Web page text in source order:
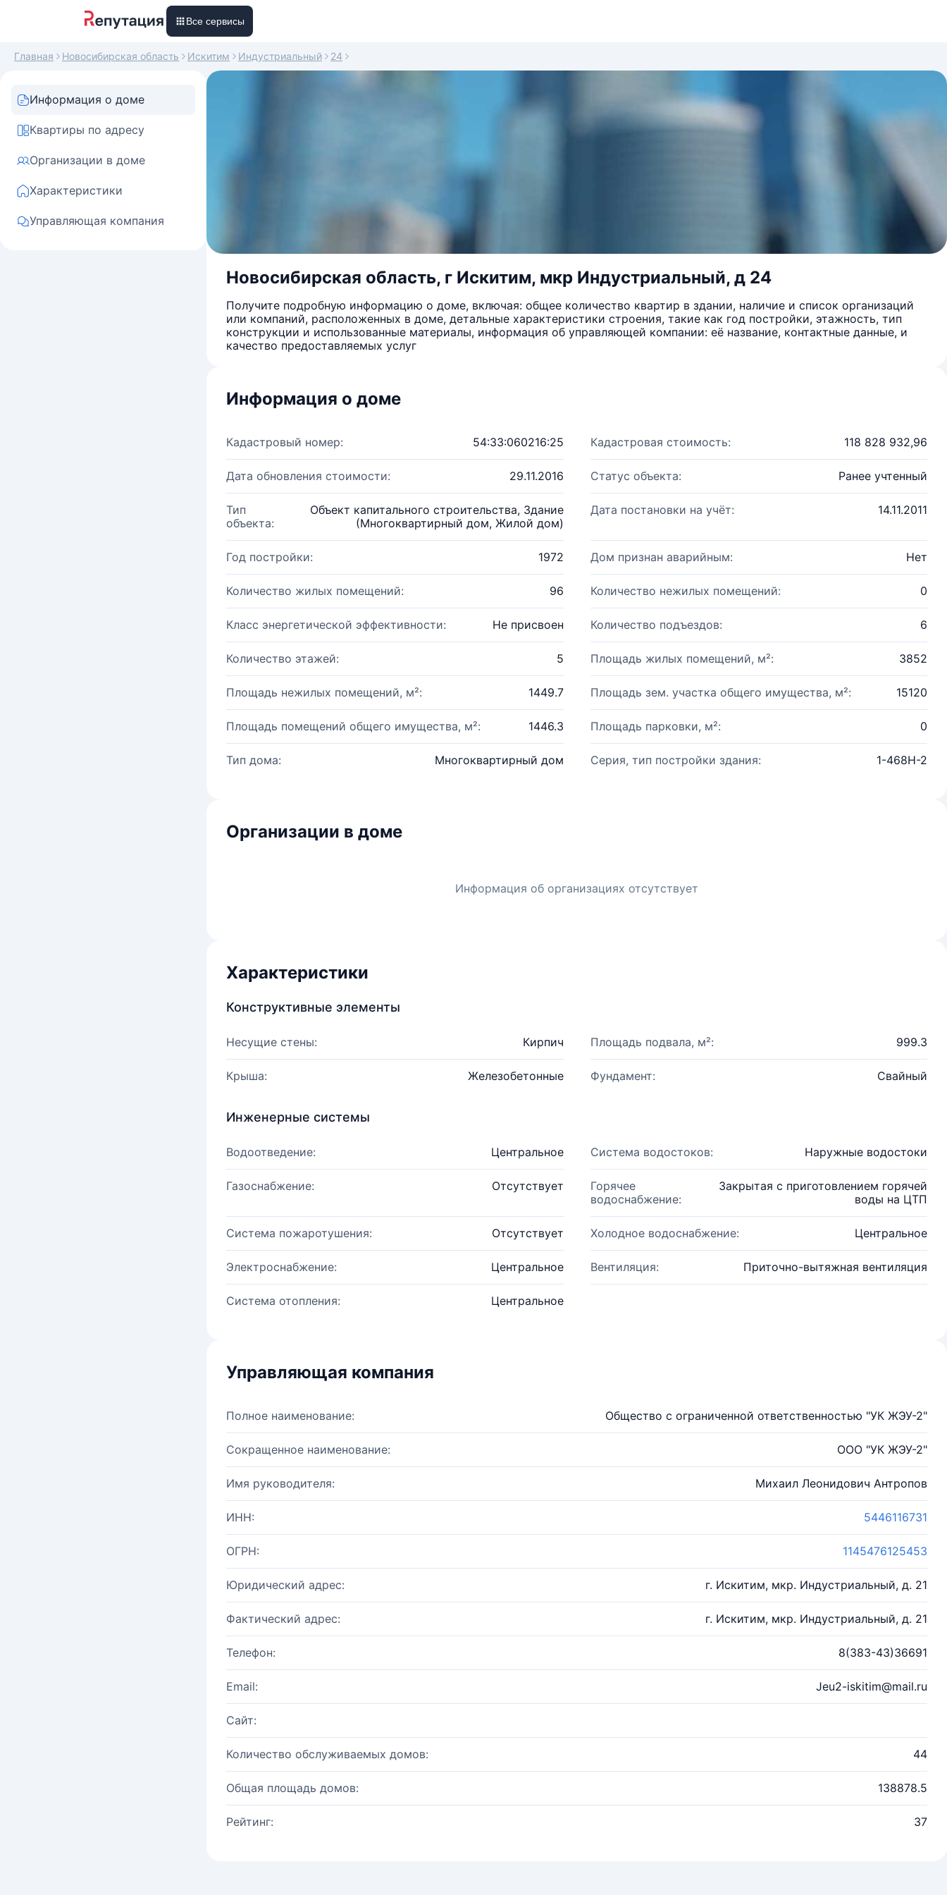
Все сервисы
Главная Новосибирская область Искитим Индустриальный 24
Информация о доме
Квартиры по адресу
Организации в доме
Характеристики
Управляющая компания
Новосибирская область, г Искитим, мкр Индустриальный, д 24
Получите подробную информацию о доме, включая: общее количество квартир в здании, наличие и список организаций
или компаний, расположенных в доме, детальные характеристики строения, такие как год постройки, этажность, тип
конструкции и использованные материалы, информация об управляющей компании: её название, контактные данные, и
качество предоставляемых услуг
Информация о доме
Кадастровый номер: 54:33:060216:25 Кадастровая стоимость: 118 828 932,96
Дата обновления стоимости: 29.11.2016 Статус объекта: Ранее учтенный
Тип
объекта:
Объект капитального строительства, Здание
(Многоквартирный дом, Жилой дом)
Дата постановки на учёт: 14.11.2011
Год постройки: 1972 Дом признан аварийным: Нет
Количество жилых помещений: 96 Количество нежилых помещений: 0
Класс энергетической эффективности: Не присвоен Количество подъездов: 6
Количество этажей: 5 Площадь жилых помещений, м²: 3852
Площадь нежилых помещений, м²: 1449.7 Площадь зем. участка общего имущества, м²: 15120
Площадь помещений общего имущества, м²: 1446.3 Площадь парковки, м²: 0
Тип дома: Многоквартирный дом Серия, тип постройки здания: 1-468Н-2
Организации в доме
Информация об организациях отсутствует
Характеристики
Конструктивные элементы
Несущие стены: Кирпич Площадь подвала, м²: 999.3
Крыша: Железобетонные Фундамент: Свайный
Инженерные системы
Водоотведение: Центральное Система водостоков: Наружные водостоки
Газоснабжение: Отсутствует
Горячее
водоснабжение:
Закрытая с приготовлением горячей
воды на ЦТП
Система пожаротушения: Отсутствует Холодное водоснабжение: Центральное
Электроснабжение: Центральное Вентиляция: Приточно-вытяжная вентиляция
Система отопления: Центральное
Управляющая компания
Полное наименование: Общество с ограниченной ответственностью "УК ЖЭУ-2"
Сокращенное наименование: ООО "УК ЖЭУ-2"
Имя руководителя: Михаил Леонидович Антропов
ИНН: 5446116731
ОГРН: 1145476125453
Юридический адрес: г. Искитим, мкр. Индустриальный, д. 21
Фактический адрес: г. Искитим, мкр. Индустриальный, д. 21
Телефон: 8(383-43)36691
Email: Jeu2-iskitim@mail.ru
Сайт:
Количество обслуживаемых домов: 44
Общая площадь домов: 138878.5
Рейтинг: 37